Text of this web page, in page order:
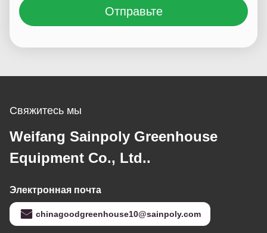
Отправьте
Свяжитесь мы
Weifang Sainpoly Greenhouse
Equipment Co., Ltd..
Электронная почта
chinagoodgreenhouse10@sainpoly.com